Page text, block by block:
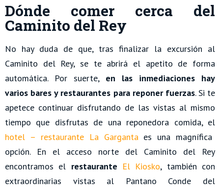
Dónde comer cerca del
Caminito del Rey
No hay duda de que, tras finalizar la excursión al
Caminito del Rey, se te abrirá el apetito de forma
automática. Por suerte, en las inmediaciones hay
varios bares y restaurantes para reponer fuerzas. Si te
apetece continuar disfrutando de las vistas al mismo
tiempo que disfrutas de una reponedora comida, el
hotel – restaurante La Garganta es una magnífica
opción. En el acceso norte del Caminito del Rey
encontramos el restaurante El Kiosko, también con
extraordinarias vistas al Pantano Conde del